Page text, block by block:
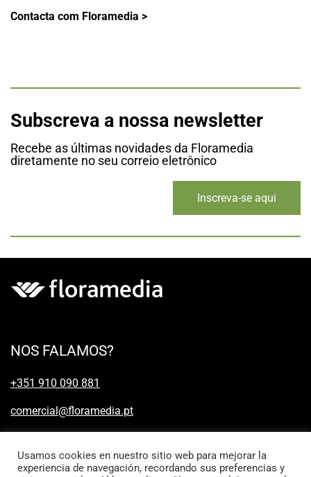
Contacta com Floramedia >
Subscreva a nossa newsletter
Recebe as últimas novidades da Floramedia
diretamente no seu correio eletrônico
Inscreva-se aqui
NOS FALAMOS?
+351 910 090 881
comercial@floramedia.pt
Usamos cookies en nuestro sitio web para mejorar la
experiencia de navegación, recordando sus preferencias y